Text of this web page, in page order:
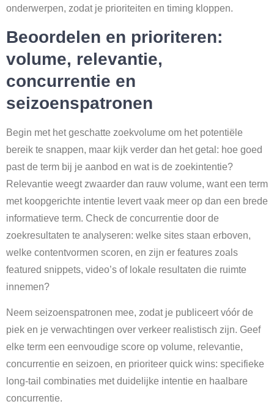
onderwerpen, zodat je prioriteiten en timing kloppen.
Beoordelen en prioriteren:
volume, relevantie,
concurrentie en
seizoenspatronen
Begin met het geschatte zoekvolume om het potentiële
bereik te snappen, maar kijk verder dan het getal: hoe goed
past de term bij je aanbod en wat is de zoekintentie?
Relevantie weegt zwaarder dan rauw volume, want een term
met koopgerichte intentie levert vaak meer op dan een brede
informatieve term. Check de concurrentie door de
zoekresultaten te analyseren: welke sites staan erboven,
welke contentvormen scoren, en zijn er features zoals
featured snippets, video’s of lokale resultaten die ruimte
innemen?
Neem seizoenspatronen mee, zodat je publiceert vóór de
piek en je verwachtingen over verkeer realistisch zijn. Geef
elke term een eenvoudige score op volume, relevantie,
concurrentie en seizoen, en prioriteer quick wins: specifieke
long-tail combinaties met duidelijke intentie en haalbare
concurrentie.